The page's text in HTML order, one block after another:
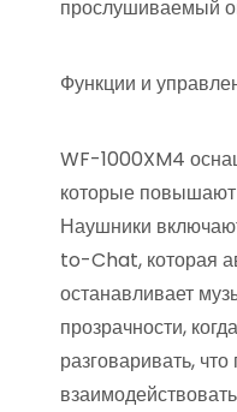
прослушиваемый
Функции и
WF-1000XM4
которые повышают
Наушники
to-Chat, которая
останавливает
прозрачности,
разговаривать,